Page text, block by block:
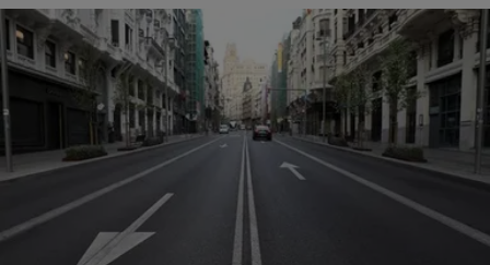
da lei stessa".